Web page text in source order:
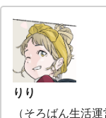
りり
（そろばん生活運